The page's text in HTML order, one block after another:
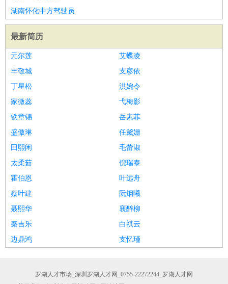
湖南怀化中方驾驶员
最新简历
元尔莲
艾蝶凌
丰敬城
支彦依
丁星松
洪婉令
家微蕊
弋梅影
铁章锦
岳素菲
盛傲琳
任黛姗
田熙闲
毛蕾淑
太柔茹
倪瑞泰
霍伯恩
叶远舟
蔡叶建
阮烟曦
聂熙华
襄醉柳
秦吉乐
白祺云
边鼎鸿
支忆瑾
罗湖人才市场_深圳罗湖人才网_0755-22272244_罗湖人才网